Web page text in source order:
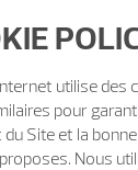
utilise des
pour
Site et la
Nous